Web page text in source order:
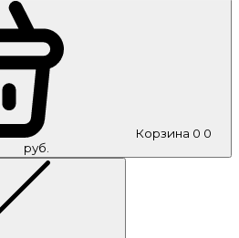
Корзина 0 0
руб.